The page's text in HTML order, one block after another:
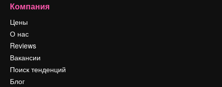
Компания
Цены
О нас
Reviews
Вакансии
Поиск тенденций
Блог